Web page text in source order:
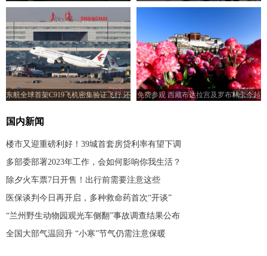
东航全球首架C919飞机密集验证飞行 还
免费参观 西藏布达拉宫及罗布林卡今起
国内新闻
楼市又迎重磅利好！39城首套房贷利率有望下调
多部委部署2023年工作，会如何影响你我生活？
除夕火车票7日开售！出行前需要注意这些
医保谈判今日再开启，多种救命药首次“开谈”
“兰州野生动物园观光车侧翻”事故调查结果公布
全国大部气温回升 “小寒”节气仍需注意保暖